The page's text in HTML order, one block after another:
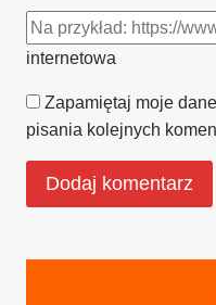
internetowa
Zapamiętaj moje
pisania kolejnych